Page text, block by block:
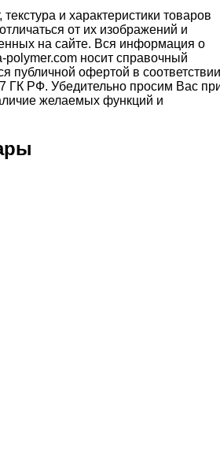
и характеристики товаров
от их изображений и
на сайте. Вся информация о
polymer.com носит справочный
публичной офертой в соответствии
ГК РФ. Убедительно просим Вас
желаемых функций и